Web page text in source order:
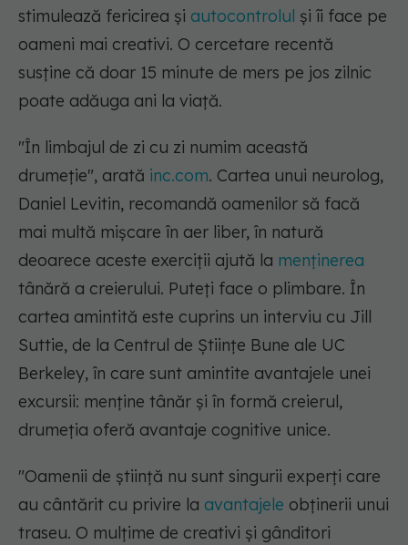
stimulează fericirea și autocontrolul și îi face pe
oameni mai creativi. O cercetare recentă
susține că doar 15 minute de mers pe jos zilnic
poate adăuga ani la viață.
"În limbajul de zi cu zi numim această
drumeție", arată inc.com. Cartea unui neurolog,
Daniel Levitin, recomandă oamenilor să facă
mai multă mișcare în aer liber, în natură
deoarece aceste exerciții ajută la menținerea
tânără a creierului. Puteți face o plimbare. În
cartea amintită este cuprins un interviu cu Jill
Suttie, de la Centrul de Științe Bune ale UC
Berkeley, în care sunt amintite avantajele unei
excursii: menține tânăr și în formă creierul,
drumeția oferă avantaje cognitive unice.
"Oamenii de știință nu sunt singurii experți care
au cântărit cu privire la avantajele obținerii unui
traseu. O mulțime de creativi și gânditori